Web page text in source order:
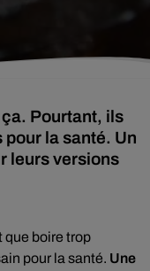
Pourtant, ils
la santé. Un
leurs versions
que boire trop
pour la santé. Une